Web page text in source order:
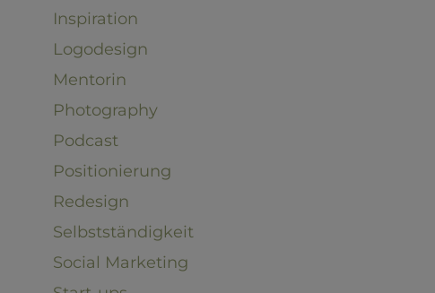
Inspiration
Logodesign
Mentorin
Photography
Podcast
Positionierung
Redesign
Selbstständigkeit
Social Marketing